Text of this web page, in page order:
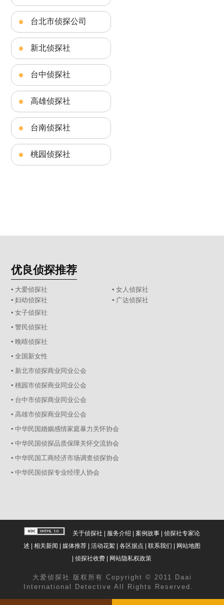
台北市侦探公司
新北侦探社
台中侦探社
高雄侦探社
台南侦探社
桃园侦探社
优良侦探推荐
▪ 大爱侦探社
▪ 女人侦探社
▪ 妇幼侦探社
▪ 广达侦探社
▪ 女子侦探社
▪ 警民侦探社
▪ 晚晴侦探社
▪ 全国新女性
▪ 新北市侦探商业同业公会
▪ 桃园市侦探商业同业公会
▪ 台中市侦探商业同业公会
▪ 高雄市侦探商业同业公会
▪ 中华民国婚姻感情家庭暴力关怀协会
▪ 中华民国侦探品质保障关怀交流协会
▪ 中华民国工商经济市场调查侦探协会
▪ 中华民国侦探专业经理人协会
关于侦探社 服务介绍 案例故事| 侦探社专家论
述
相关新闻 媒体推荐| 活动花絮| 各区据点 联系我们
网站地图
|侦探社收费 网站隐私权政策
大爱 侦探社
版权所有 Copyright © 2011 Daai
International Detective All Rights Reserved.